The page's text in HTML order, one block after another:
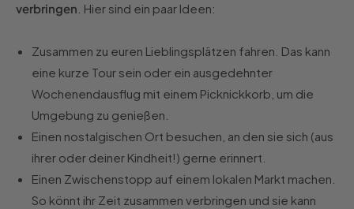
verbringen . Hier sind ein paar Ideen:
Zusammen zu euren Lieblingsplätzen fahren. Das kann
eine kurze Tour sein oder ein ausgedehnter
Wochenendausflug mit einem Picknickkorb, um die
Umgebung zu genießen.
Einen nostalgischen Ort besuchen, an den sie sich (aus
ihrer oder deiner Kindheit!) gerne erinnert.
Einen Zwischenstopp auf einem lokalen Markt machen.
So könnt ihr Zeit zusammen verbringen und sie kann